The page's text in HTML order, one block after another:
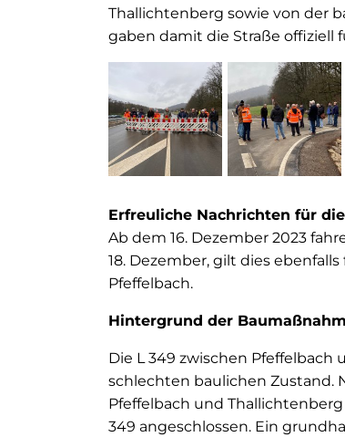
Thallichtenberg sowie von der
gaben damit die Straße offiziell
Erfreuliche Nachrichten für
Ab dem 16. Dezember 2023
18. Dezember, gilt dies
Pfeffelbach.
Hintergrund der
Die L 349 zwischen
schlechten baulichen Zustand.
Pfeffelbach und
349 angeschlossen. Ein